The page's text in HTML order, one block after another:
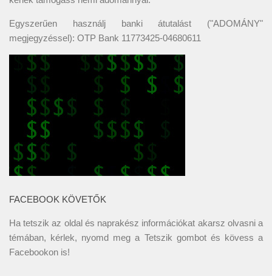
Egyszerűen használj banki átutalást ("ADOMÁNY"
megjegyzéssel): OTP Bank 11773425-04680611
FACEBOOK KÖVETŐK
Ha tetszik az oldal és naprakész információkat akarsz olvasni a
témában, kérlek, nyomd meg a Tetszik gombot és kövess a
Facebookon is!